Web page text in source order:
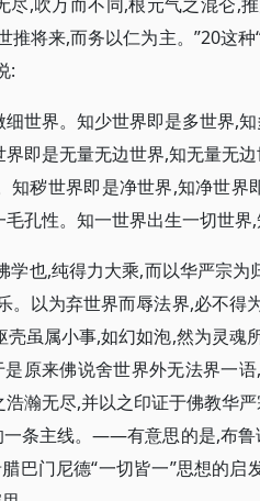
将来,而务以仁为主。”20这
:
世界。知少世界即是多世界,
即是无量无边世界,知无量无
秽世界即是净世界,知净世界
孔性。知一世界出生一切世界
学也,纯得力大乘,而以华严宗为
。以为弃世界而辱法界,必不得
虽属小事,如幻如泡,然为灵魂
原来佛说舍世界外无法界一
瀚无尽,并以之印证于佛教华
条主线。——有意思的是,布鲁
巴门尼德“一切皆一”思想的启